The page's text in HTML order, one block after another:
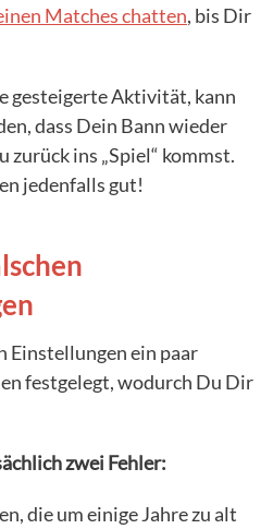
Matches chatten, bis Dir
gesteigerte Aktivität, kann
dass Dein Bann wieder
ins „Spiel“ kommst.
jedenfalls gut!
Einstellungen ein paar
festgelegt, wodurch Du Dir
zwei Fehler:
die um einige Jahre zu alt